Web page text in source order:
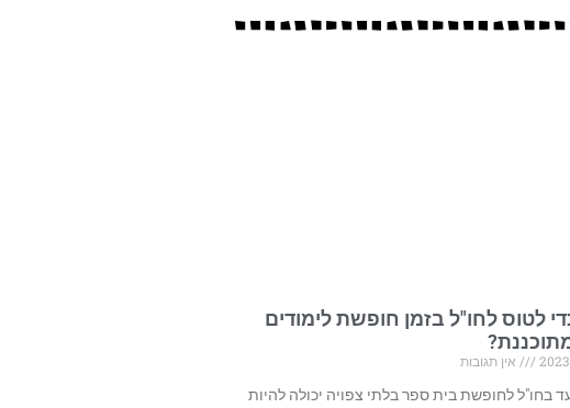
לטוס לחו"ל בזמן חופשת לימודים
אין תגובות
בחו"ל לחופשת בית ספר בלתי צפויה יכולה להיות